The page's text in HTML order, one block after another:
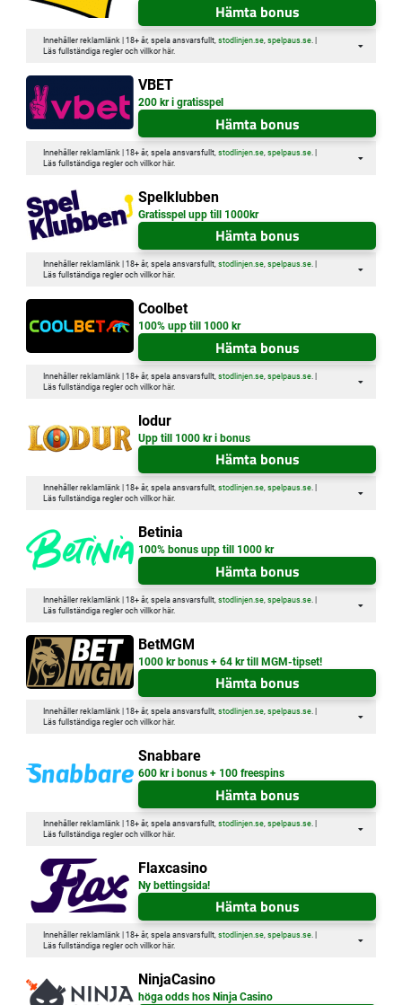
Hämta bonus
Innehåller reklamlänk | 18+ år, spela ansvarsfullt, stodlinjen.se, spelpaus.se. |
Läs fullständiga regler och villkor här.
VBET
200 kr i gratisspel
Hämta bonus
Innehåller reklamlänk | 18+ år, spela ansvarsfullt, stodlinjen.se, spelpaus.se. |
Läs fullständiga regler och villkor här.
Spelklubben
Gratisspel upp till 1000kr
Hämta bonus
Innehåller reklamlänk | 18+ år, spela ansvarsfullt, stodlinjen.se, spelpaus.se. |
Läs fullständiga regler och villkor här.
Coolbet
100% upp till 1000 kr
Hämta bonus
Innehåller reklamlänk | 18+ år, spela ansvarsfullt, stodlinjen.se, spelpaus.se. |
Läs fullständiga regler och villkor här.
lodur
Upp till 1000 kr i bonus
Hämta bonus
Innehåller reklamlänk | 18+ år, spela ansvarsfullt, stodlinjen.se, spelpaus.se. |
Läs fullständiga regler och villkor här.
Betinia
100% bonus upp till 1000 kr
Hämta bonus
Innehåller reklamlänk | 18+ år, spela ansvarsfullt, stodlinjen.se, spelpaus.se. |
Läs fullständiga regler och villkor här.
BetMGM
1000 kr bonus + 64 kr till MGM-tipset!
Hämta bonus
Innehåller reklamlänk | 18+ år, spela ansvarsfullt, stodlinjen.se, spelpaus.se. |
Läs fullständiga regler och villkor här.
Snabbare
600 kr i bonus + 100 freespins
Hämta bonus
Innehåller reklamlänk | 18+ år, spela ansvarsfullt, stodlinjen.se, spelpaus.se. |
Läs fullständiga regler och villkor här.
Flaxcasino
Ny bettingsida!
Hämta bonus
Innehåller reklamlänk | 18+ år, spela ansvarsfullt, stodlinjen.se, spelpaus.se. |
Läs fullständiga regler och villkor här.
NinjaCasino
höga odds hos Ninja Casino